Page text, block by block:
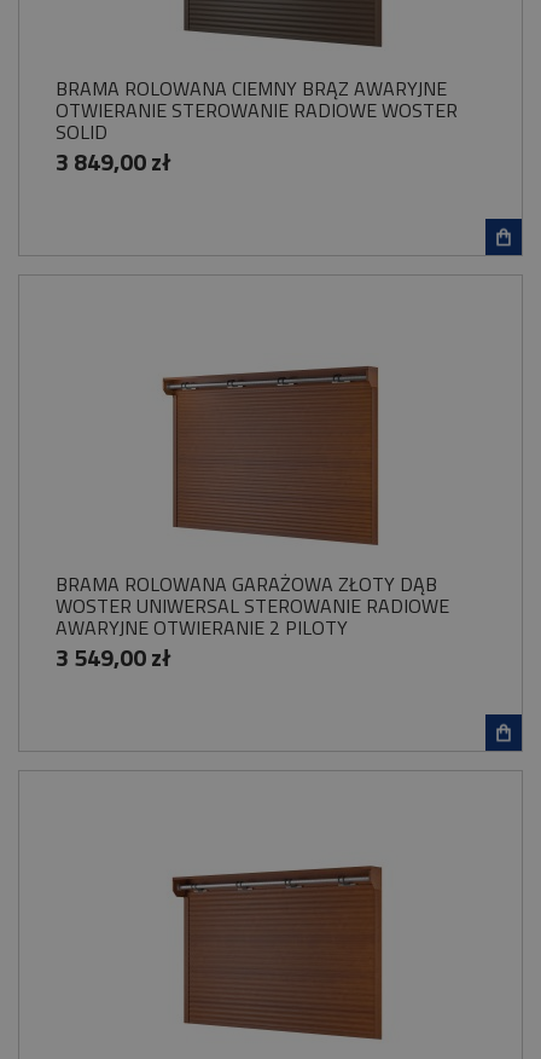
BRAMA ROLOWANA CIEMNY BRĄZ AWARYJNE
OTWIERANIE STEROWANIE RADIOWE WOSTER
SOLID
3 849,00 zł
BRAMA ROLOWANA GARAŻOWA ZŁOTY DĄB
WOSTER UNIWERSAL STEROWANIE RADIOWE
AWARYJNE OTWIERANIE 2 PILOTY
3 549,00 zł